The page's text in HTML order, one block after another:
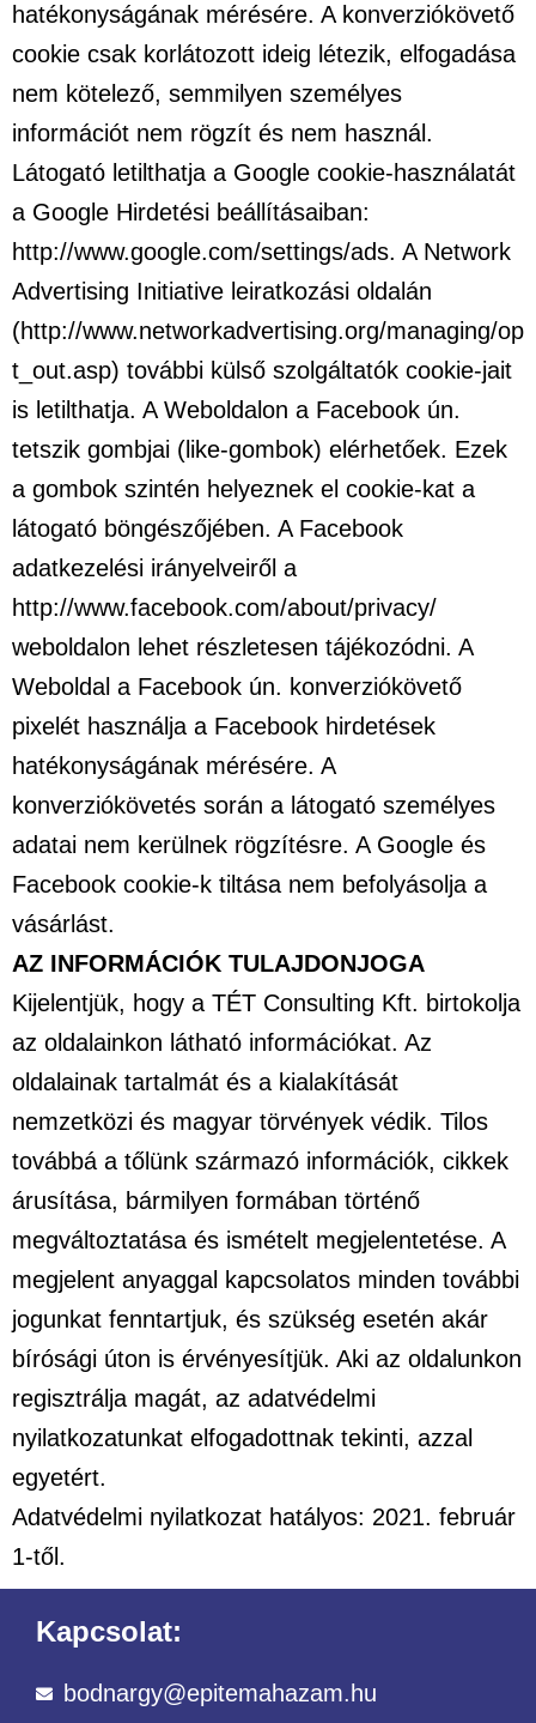
hatékonyságának mérésére. A konverziókövető
cookie csak korlátozott ideig létezik, elfogadása
nem kötelező, semmilyen személyes
információt nem rögzít és nem használ.
Látogató letilthatja a Google cookie-használatát
a Google Hirdetési beállításaiban:
http://www.google.com/settings/ads. A Network
Advertising Initiative leiratkozási oldalán
(http://www.networkadvertising.org/managing/op
t_out.asp) további külső szolgáltatók cookie-jait
is letilthatja. A Weboldalon a Facebook ún.
tetszik gombjai (like-gombok) elérhetőek. Ezek
a gombok szintén helyeznek el cookie-kat a
látogató böngészőjében. A Facebook
adatkezelési irányelveiről a
http://www.facebook.com/about/privacy/
weboldalon lehet részletesen tájékozódni. A
Weboldal a Facebook ún. konverziókövető
pixelét használja a Facebook hirdetések
hatékonyságának mérésére. A
konverziókövetés során a látogató személyes
adatai nem kerülnek rögzítésre. A Google és
Facebook cookie-k tiltása nem befolyásolja a
vásárlást.
AZ INFORMÁCIÓK TULAJDONJOGA
Kijelentjük, hogy a TÉT Consulting Kft. birtokolja
az oldalainkon látható információkat. Az
oldalainak tartalmát és a kialakítását
nemzetközi és magyar törvények védik. Tilos
továbbá a tőlünk származó információk, cikkek
árusítása, bármilyen formában történő
megváltoztatása és ismételt megjelentetése. A
megjelent anyaggal kapcsolatos minden további
jogunkat fenntartjuk, és szükség esetén akár
bírósági úton is érvényesítjük. Aki az oldalunkon
regisztrálja magát, az adatvédelmi
nyilatkozatunkat elfogadottnak tekinti, azzal
egyetért.
Adatvédelmi nyilatkozat hatályos: 2021. február
1-től.
Kapcsolat:
bodnargy@epitemahazam.hu